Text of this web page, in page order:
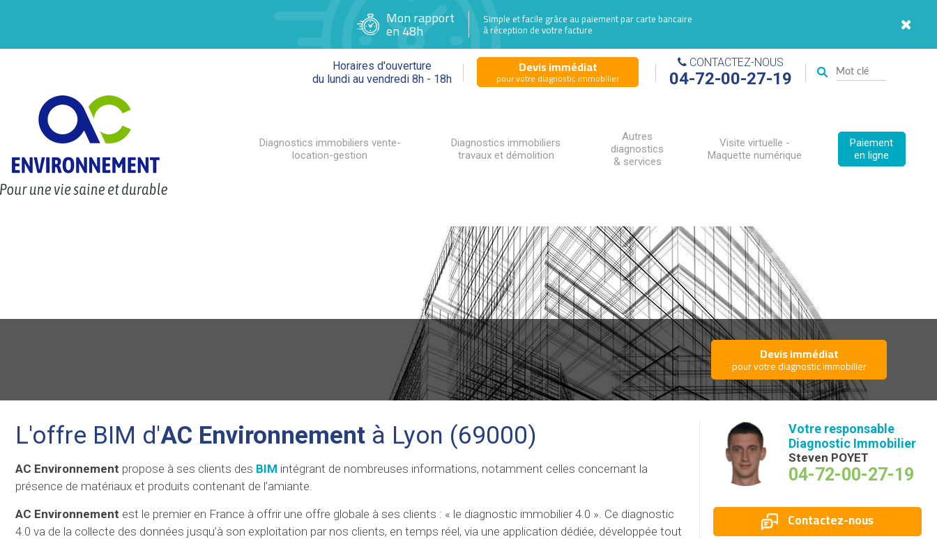
Mon rapport
en 48h
Simple et facile grâce au paiement par carte bancaire
à réception de votre facture
Horaires d'ouverture
du lundi au vendredi 8h - 18h
Devis immédiat
pour votre diagnostic immobilier
CONTACTEZ-NOUS
04-72-00-27-19
Diagnostics immobiliers vente-
location-gestion
Diagnostics immobiliers
travaux et démolition
Autres
diagnostics
& services
Visite virtuelle -
Maquette numérique
Paiement
en ligne
Devis immédiat
pour votre diagnostic immobilier
L'offre BIM d'AC Environnement à Lyon (69000)
AC Environnement propose à ses clients des BIM intégrant de nombreuses informations, notamment celles concernant la
présence de matériaux et produits contenant de l’amiante.
AC Environnement est le premier en France à offrir une offre globale à ses clients : « le diagnostic immobilier 4.0 ». Ce diagnostic
4.0 va de la collecte des données jusqu’à son exploitation par nos clients, en temps réel, via une application dédiée, développée tout
Votre responsable
Diagnostic Immobilier
Steven POYET
04-72-00-27-19
Contactez-nous